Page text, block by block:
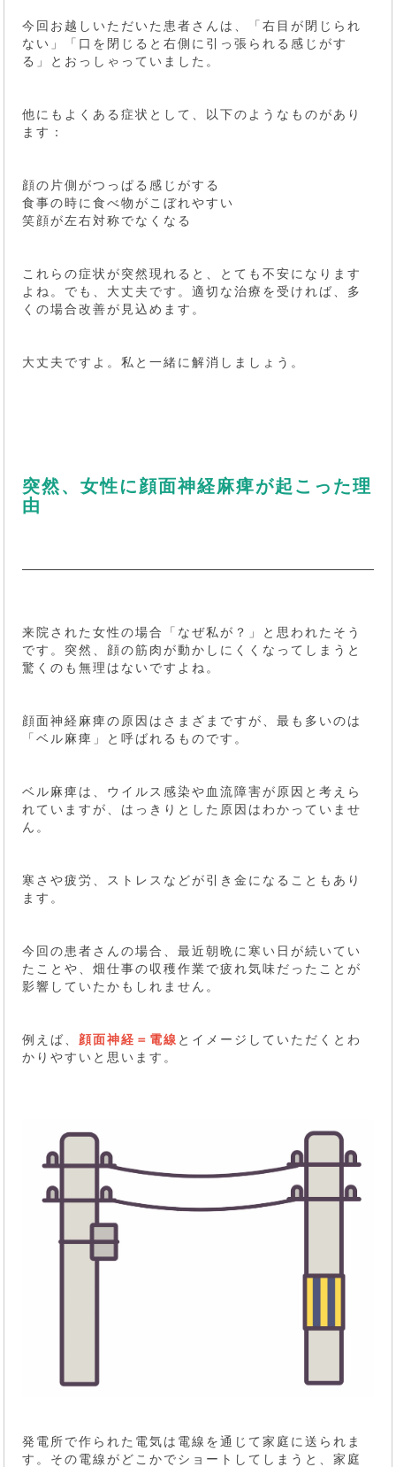
今回お越しいただいた患者さんは、「右目が閉じられ
ない」「口を閉じると右側に引っ張られる感じがす
る」とおっしゃっていました。
他にもよくある症状として、以下のようなものがあり
ます：
顔の片側がつっぱる感じがする
食事の時に食べ物がこぼれやすい
笑顔が左右対称でなくなる
これらの症状が突然現れると、とても不安になります
よね。でも、大丈夫です。適切な治療を受ければ、多
くの場合改善が見込めます。
大丈夫ですよ。私と一緒に解消しましょう。
突然、女性に顔面神経麻痺が起こった理
由
来院された女性の場合「なぜ私が？」と思われたそう
です。突然、顔の筋肉が動かしにくくなってしまうと
驚くのも無理はないですよね。
顔面神経麻痺の原因はさまざまですが、最も多いのは
「ベル麻痺」と呼ばれるものです。
ベル麻痺は、ウイルス感染や血流障害が原因と考えら
れていますが、はっきりとした原因はわかっていませ
ん。
寒さや疲労、ストレスなどが引き金になることもあり
ます。
今回の患者さんの場合、最近朝晩に寒い日が続いてい
たことや、畑仕事の収穫作業で疲れ気味だったことが
影響していたかもしれません。
例えば、 顔面神経＝電線 とイメージしていただくとわ
かりやすいと思います。
発電所で作られた電気は電線を通じて家庭に送られま
す。その電線がどこかでショートしてしまうと、家庭